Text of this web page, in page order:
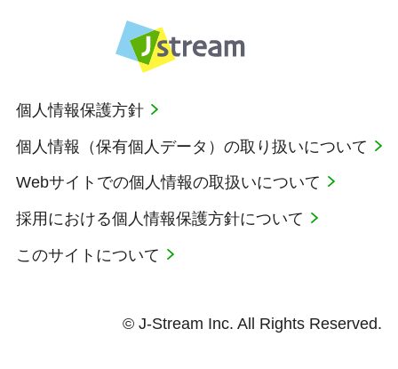
個人情報保護方針
個人情報（保有個人データ）の取り扱いについて
Webサイトでの個人情報の取扱いについて
採用における個人情報保護方針について
このサイトについて
© J-Stream Inc. All Rights Reserved.